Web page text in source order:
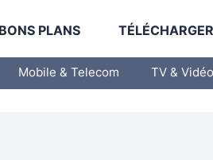
BONS PLANS
Mobile & Telecom TV & Vidéo